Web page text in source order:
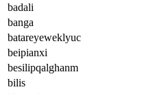
badali
banga
batareyeweklyuc
beipianxi
besilipqalghanm
bilis